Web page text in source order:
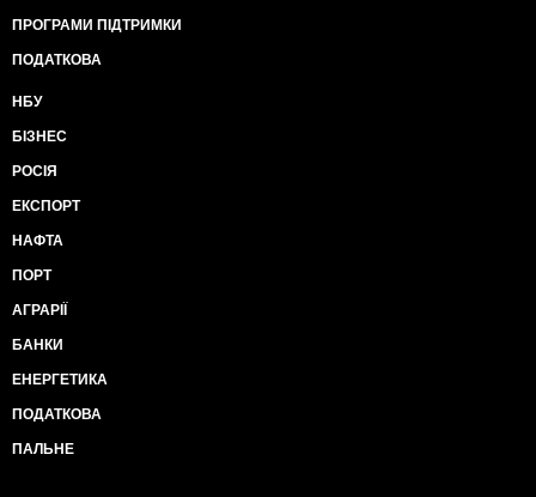
ПРОГРАМИ ПІДТРИМКИ
ПОДАТКОВА
НБУ
БІЗНЕС
РОСІЯ
ЕКСПОРТ
НАФТА
ПОРТ
АГРАРІЇ
БАНКИ
ЕНЕРГЕТИКА
ПОДАТКОВА
ПАЛЬНЕ